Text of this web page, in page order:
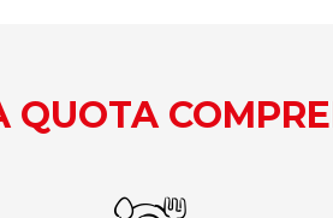
QUOTA